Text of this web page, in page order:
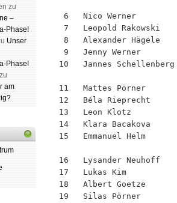
zu
–
Phase!
Unser
Phase!
am
6   Nico Werner
7   Leopold
8   Alexander
9   Jenny Werner
10   Jannes
11   Mattes Pörner
12   Béla Rieprecht
13   Leon Klotz
14   Klara Bacakova
15   Emmanuel
16   Lysander
17   Lukas Kim
18   Albert Goetze
19   Silas Pörner